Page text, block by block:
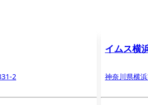
2
イムス横
神奈川県横